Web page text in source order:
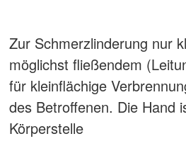
Zur Schmerzlinderung nur
möglichst fließendem
für kleinflächige
des Betroffenen. Die Hand
Körperstelle